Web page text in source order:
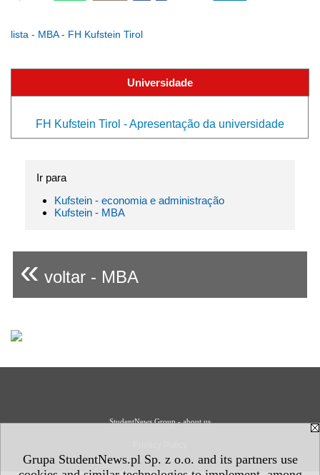
Grupa StudentNews.pl Sp. z o.o. and its partners use
lista - MBA - FH Kufstein Tirol
Universidade
FH Kufstein Tirol - Apresentação da universidade
Ir para
Kufstein - economia e administração
Kufstein - MBA
« voltar - MBA
StudentNews Group - about us